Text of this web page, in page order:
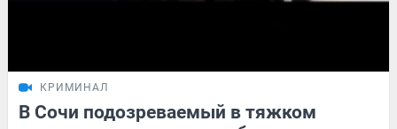
КРИМИНАЛ
В Сочи подозреваемый в тяжком